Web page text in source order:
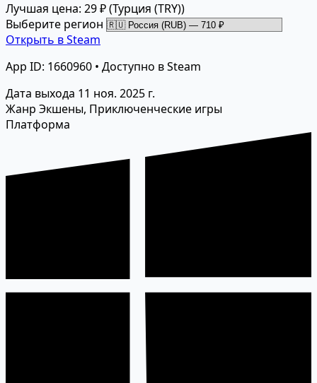
Лучшая цена: 29 ₽(Турция (TRY))
Выберите регион
Открыть в Steam
App ID: 1660960 • Доступно в Steam
Дата выхода 11 ноя. 2025 г.
Жанр Экшены, Приключенческие игры
Платформа